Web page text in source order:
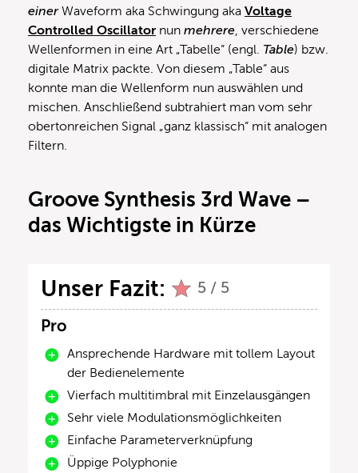
einerWaveform aka Schwingung aka Voltage
Controlled Oscillator nun mehrere, verschiedene
Wellenformen in eine Art „Tabelle“ (engl. Table) bzw.
digitale Matrix packte. Von diesem „Table“ aus
konnte man die Wellenform nun auswählen und
mischen. Anschließend subtrahiert man vom sehr
obertonreichen Signal „ganz klassisch“ mit analogen
Filtern.
Groove Synthesis 3rd Wave –
das Wichtigste in Kürze
Unser Fazit: 5 / 5
Pro
Ansprechende Hardware mit tollem Layout
der Bedienelemente
Vierfach multitimbral mit Einzelausgängen
Sehr viele Modulationsmöglichkeiten
Einfache Parameterverknüpfung
Üppige Polyphonie